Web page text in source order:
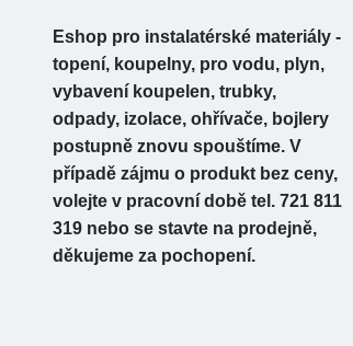
Eshop pro instalatérské materiály -
topení, koupelny, pro vodu, plyn,
vybavení koupelen, trubky,
odpady, izolace, ohřívače, bojlery
postupně znovu spouštíme. V
případě zájmu o produkt bez ceny,
volejte v pracovní době tel. 721 811
319 nebo se stavte na prodejně,
děkujeme za pochopení.